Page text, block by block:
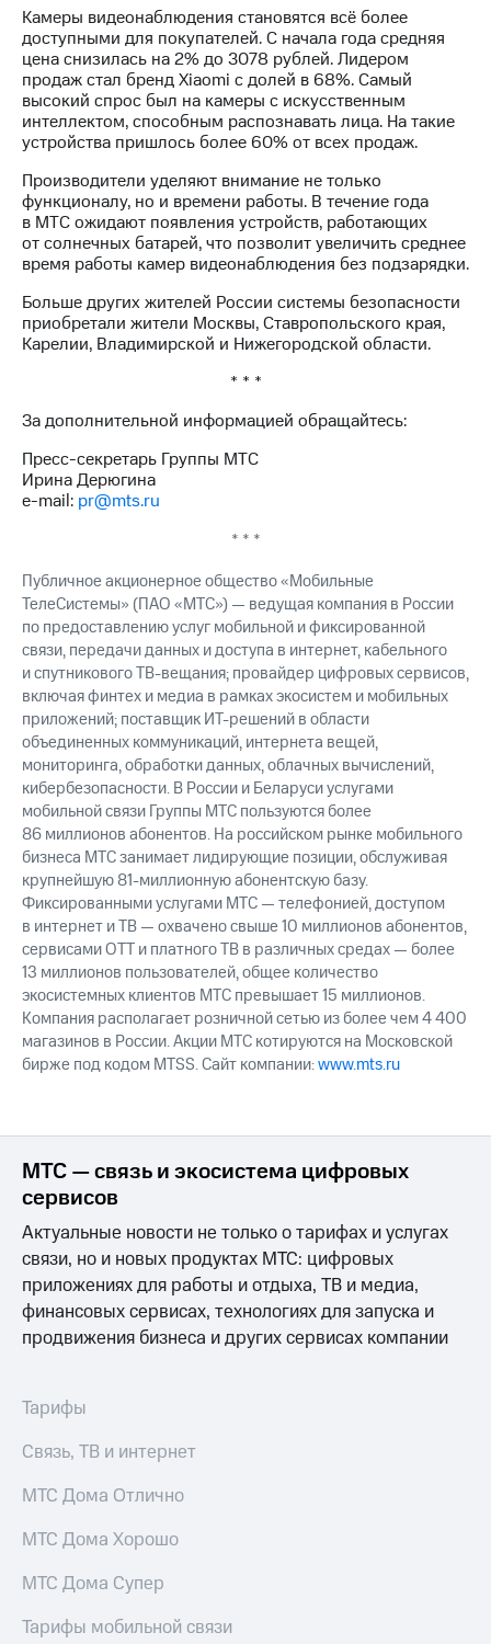
и акционерам
Корпоративное
управление
Корпоративный
секретарь
Раскрытие
информации
Информация
акционерам
Документы
ПАО
Собрания
акционеров
Личный
капитал
и
аудит
Рынок
Программа
приобретения
Порядок
выкупа
акций
Дивиденды
Рынок
облигаций
Описание
Еврооблигации-2023
Уведомление
о
погашении
именных
облигаций
Другое
Регистратор
Реквизиты
Контакты
развитие
деловая этика
На главную
Камеры видеонаблюдения становятся всё более
доступными для покупателей. С начала года средняя
цена снизилась на 2% до 3078 рублей. Лидером
продаж стал бренд Xiaomi с долей в 68%. Самый
высокий спрос был на камеры с искусственным
интеллектом, способным распознавать лица. На такие
устройства пришлось более 60% от всех продаж.
Производители уделяют внимание не только
функционалу, но и времени работы. В течение года
в МТС ожидают появления устройств, работающих
от солнечных батарей, что позволит увеличить среднее
время работы камер видеонаблюдения без подзарядки.
Больше других жителей России системы безопасности
приобретали жители Москвы, Ставропольского края,
Карелии, Владимирской и Нижегородской области.
* * *
За дополнительной информацией обращайтесь:
Пресс-секретарь Группы МТС
Ирина Дерюгина
e-mail: pr@mts.ru
* * *
Публичное акционерное общество «Мобильные
ТелеСистемы» (ПАО «МТС») — ведущая компания в России
по предоставлению услуг мобильной и фиксированной
связи, передачи данных и доступа в интернет, кабельного
и спутникового ТВ-вещания; провайдер цифровых сервисов,
включая финтех и медиа в рамках экосистем и мобильных
приложений; поставщик ИТ-решений в области
объединенных коммуникаций, интернета вещей,
мониторинга, обработки данных, облачных вычислений,
кибербезопасности. В России и Беларуси услугами
мобильной связи Группы МТС пользуются более
86 миллионов абонентов. На российском рынке мобильного
бизнеса МТС занимает лидирующие позиции, обслуживая
крупнейшую 81-миллионную абонентскую базу.
Фиксированными услугами МТС — телефонией, доступом
в интернет и ТВ — охвачено свыше 10 миллионов абонентов,
сервисами OTT и платного ТВ в различных средах — более
13 миллионов пользователей, общее количество
экосистемных клиентов МТС превышает 15 миллионов.
Компания располагает розничной сетью из более чем 4 400
магазинов в России. Акции МТС котируются на Московской
бирже под кодом MTSS. Сайт компании:www.mts.ru
МТС — связь и экосистема цифровых
сервисов
Актуальные новости не только о тарифах и услугах
связи, но и новых продуктах МТС: цифровых
приложениях для работы и отдыха, ТВ и медиа,
финансовых сервисах, технологиях для запуска и
продвижения бизнеса и других сервисах компании
Тарифы
Связь, ТВ и интернет
МТС Дома Отлично
МТС Дома Хорошо
МТС Дома Супер
Тарифы мобильной связи